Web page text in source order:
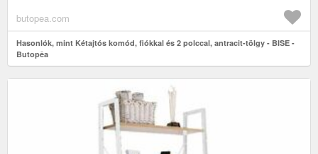
butopea.com
Hasonlók, mint Kétajtós komód, fiókkal és 2 polccal, antracit-tölgy - BISE -
Butopêa